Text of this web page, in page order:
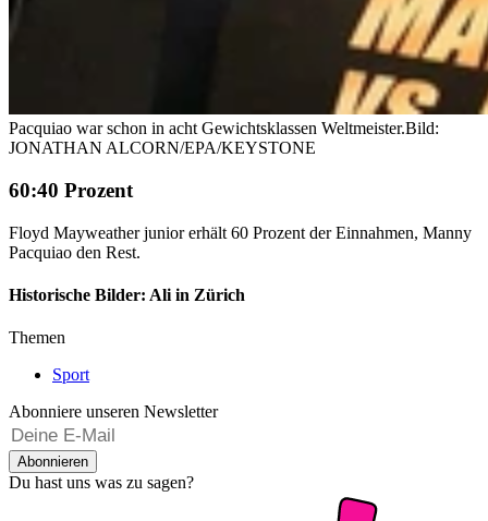
Pacquiao war schon in acht Gewichtsklassen Weltmeister.Bild:
JONATHAN ALCORN/EPA/KEYSTONE
60:40 Prozent
Floyd Mayweather junior erhält 60 Prozent der Einnahmen, Manny
Pacquiao den Rest.
Historische Bilder: Ali in Zürich
Themen
Sport
Abonniere unseren Newsletter
Abonnieren
Du hast uns was zu sagen?